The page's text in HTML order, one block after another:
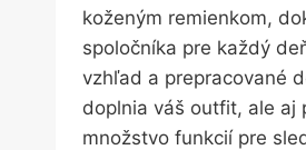
koženým remienkom,
spoločníka pre každý
vzhľad a prepracované
doplnia váš outfit, ale aj
množstvo funkcií pre